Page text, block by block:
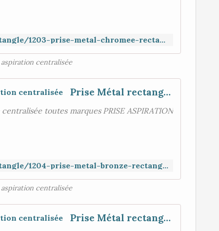
https://www.aspiration-web.fr/prise-rectangle/1203-prise-metal-chromee-rectangle-porte-ronde.html
centralisée
Prise Métal rectangle porte ronde , aspiration centralisée
toutes marques PRISE ASPIRATION
https://www.aspiration-web.fr/prise-rectangle/1204-prise-metal-bronze-rectangle-porte-ronde.html
centralisée
Prise Métal rectangle porte ronde , aspiration centralisée